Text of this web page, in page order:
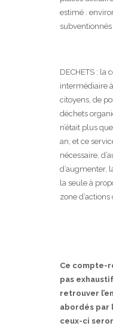
estimé :
DECHETS : la
intermédiaire
citoyens, de
déchets
n’était plus
an, et ce
nécessaire,
d’augmenter,
la seule à
zone
Ce compte-
pas
retrouver
abordés par
ceux-ci